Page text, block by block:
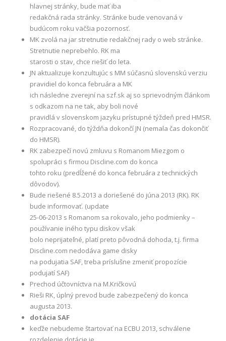
hlavnej stránky, bude mať iba
redakčná rada stránky. Stránke bude venovaná v
budúcom roku väčšia pozornosť.
MK zvolá na jar stretnutie redakčnej rady o web stránke.
Stretnutie neprebehlo. RK ma
starosti o stav, chce riešiť do leta.
JN aktualizuje konzultujúc s MM súčasnú slovenskú verziu
pravidiel do konca februára a MK
ich následne zverejní na szf.sk aj so sprievodným článkom
s odkazom na ne tak, aby boli nové
pravidlá v slovenskom jazyku prístupné týždeň pred HMSR.
Rozpracované, do týždňa dokončí JN (nemala čas dokončiť
do HMSR).
RK zabezpečí novú zmluvu s Romanom Miezgom o
spolupráci s firmou Discline.com do konca
tohto roku (predĺžené do konca februára z technických
dôvodov).
Bude riešené 8.5.2013 a doriešené do júna 2013 (RK). RK
bude informovať. (update
25-06-2013 s Romanom sa rokovalo, jeho podmienky –
používanie iného typu diskov však
bolo neprijateľné, platí preto pôvodná dohoda, t.j. firma
Discline.com nedodáva game disky
na podujatia SAF, treba príslušne zmeniť propozície
podujatí SAF)
Prechod účtovníctva na M.Kričkovú
Rieši RK, úplný prevod bude zabezpečený do konca
augusta 2013.
dotácia SAF
keďže nebudeme štartovať na ECBU 2013, schválene